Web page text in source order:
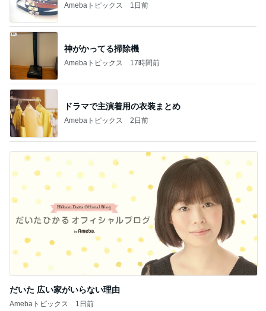
Amebaトピックス 1日前
神がかってる掃除機
Amebaトピックス 17時間前
ドラマで主演着用の衣装まとめ
Amebaトピックス 2日前
だいた 広い家がいらない理由
Amebaトピックス 1日前